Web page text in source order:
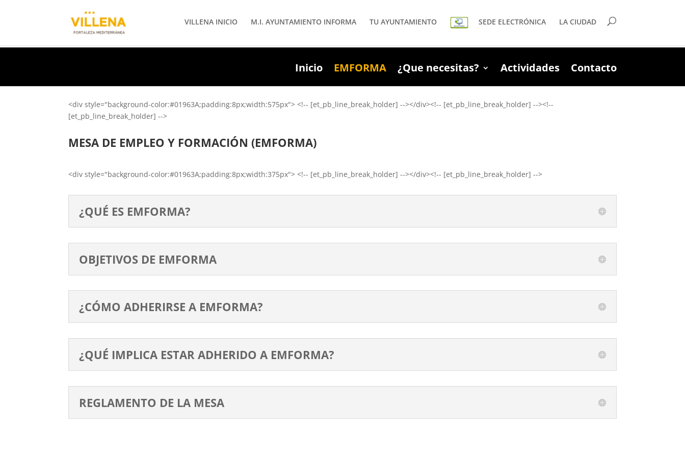
VILLENA INICIO M.I. AYUNTAMIENTO INFORMA TU AYUNTAMIENTO SEDE ELECTRÓNICA LA CIUDAD
Inicio EMFORMA ¿Que necesitas? Actividades Contacto
<div style="background-color:#01963A;padding:8px;width:575px"> <!-- [et_pb_line_break_holder] --></div><!-- [et_pb_line_break_holder] --><!--
[et_pb_line_break_holder] -->
MESA DE EMPLEO Y FORMACIÓN (EMFORMA)
<div style="background-color:#01963A;padding:8px;width:375px"> <!-- [et_pb_line_break_holder] --></div><!-- [et_pb_line_break_holder] -->
¿QUÉ ES EMFORMA?
OBJETIVOS DE EMFORMA
¿CÓMO ADHERIRSE A EMFORMA?
¿QUÉ IMPLICA ESTAR ADHERIDO A EMFORMA?
REGLAMENTO DE LA MESA